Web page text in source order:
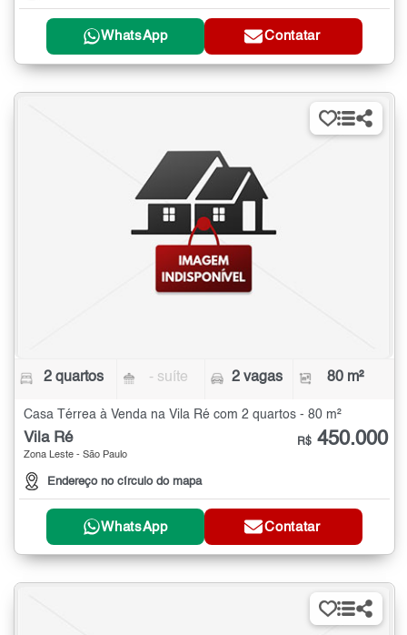
WhatsApp Contatar
2 quartos - suíte 2 vagas 80 m²
Casa Térrea à Venda na Vila Ré com 2 quartos - 80 m²
Vila Ré
Zona Leste - São Paulo
Endereço no círculo do mapa
R$ 450.000
WhatsApp Contatar